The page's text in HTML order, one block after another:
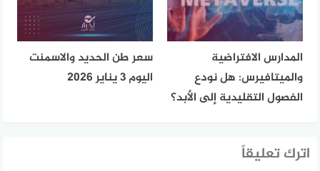
المدارس الافتراضية
والميتافيرس: هل نودع
الفصول التقليدية إلى الأبد؟
سعر طن الحديد والاسمنت
اليوم 3 يناير 2026
اترك تعليقاً